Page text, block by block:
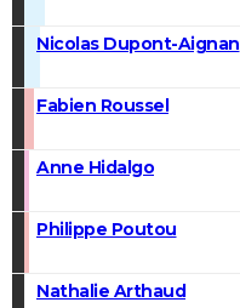
Nicolas Dupont-Aignan
Fabien Roussel
Anne Hidalgo
Philippe Poutou
Nathalie Arthaud